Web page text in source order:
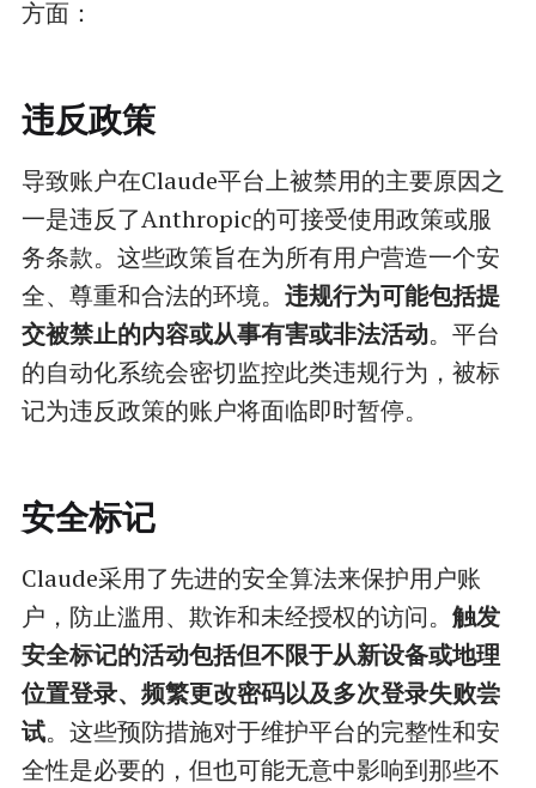
方面：
违反政策
导致账户在Claude平台上被禁用的主要原因之
一是违反了Anthropic的可接受使用政策或服
务条款。这些政策旨在为所有用户营造一个安
全、尊重和合法的环境。 违规行为可能包括提
交被禁止的内容或从事有害或非法活动。平台
的自动化系统会密切监控此类违规行为，被标
记为违反政策的账户将面临即时暂停。
安全标记
Claude采用了先进的安全算法来保护用户账
户，防止滥用、欺诈和未经授权的访问。 触发
安全标记的活动包括但不限于从新设备或地理
位置登录、频繁更改密码以及多次登录失败尝
试。这些预防措施对于维护平台的完整性和安
全性是必要的，但也可能无意中影响到那些不